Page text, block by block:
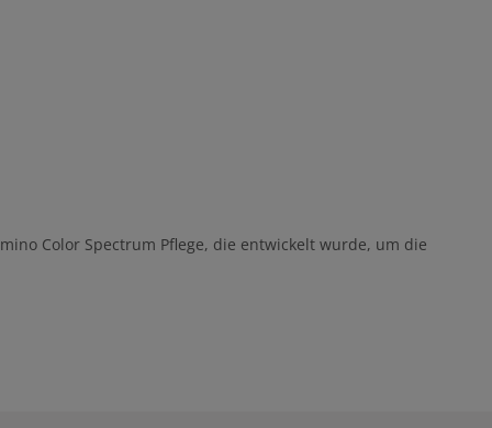
Color Spectrum Pflege, die entwickelt wurde, um die